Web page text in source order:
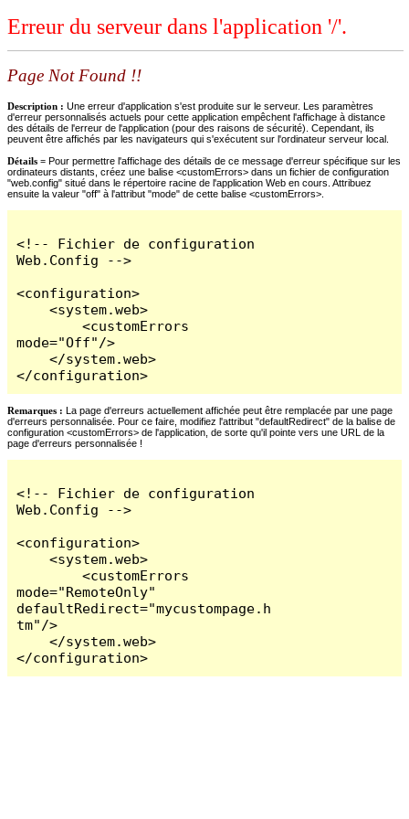
Erreur du serveur dans l'application '/'.
Page Not Found !!
Description : Une erreur d'application s'est produite sur le serveur. Les paramètres
d'erreur personnalisés actuels pour cette application empêchent l'affichage à distance
des détails de l'erreur de l'application (pour des raisons de sécurité). Cependant, ils
peuvent être affichés par les navigateurs qui s'exécutent sur l'ordinateur serveur local.
Détails = Pour permettre l'affichage des détails de ce message d'erreur spécifique sur les
ordinateurs distants, créez une balise <customErrors> dans un fichier de configuration
"web.config" situé dans le répertoire racine de l'application Web en cours. Attribuez
ensuite la valeur "off" à l'attribut "mode" de cette balise <customErrors>.
<!-- Fichier de configuration
Web.Config -->
<configuration>
    <system.web>
        <customErrors
mode="Off"/>
    </system.web>
</configuration>
Remarques : La page d'erreurs actuellement affichée peut être remplacée par une page
d'erreurs personnalisée. Pour ce faire, modifiez l'attribut "defaultRedirect" de la balise de
configuration <customErrors> de l'application, de sorte qu'il pointe vers une URL de la
page d'erreurs personnalisée !
<!-- Fichier de configuration
Web.Config -->
<configuration>
    <system.web>
        <customErrors
mode="RemoteOnly"
defaultRedirect="mycustompage.h
tm"/>
    </system.web>
</configuration>